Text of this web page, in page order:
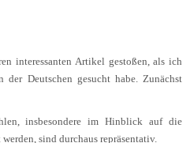
interessanten Artikel gestoßen, als ich
der Deutschen gesucht habe. Zunächst
insbesondere im Hinblick auf die
sind durchaus repräsentativ.